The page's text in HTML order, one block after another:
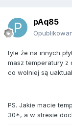
pAq85
tyle że na innych
masz temperatury z
co wolniej są
PS. Jakie macie
30*, a w stresie